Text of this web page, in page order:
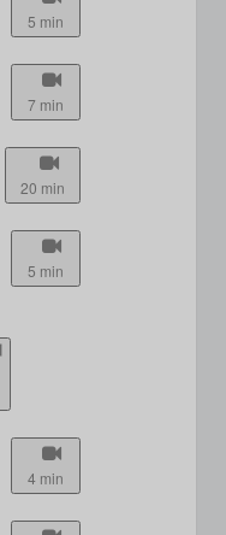
5 min
7 min
20 min
5 min
4 min